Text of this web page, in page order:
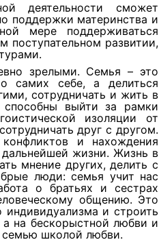
деятельности сможет
поддержки материнства и
мере поддерживаться
поступательном развитии,
зрелыми. Семья – это
самих себе, а делиться
сотрудничать и жить в
выйти за рамки
изоляции от
друг с другом.
и нахождения
жизни. Жизнь в
мнение других, делить с
люди: семья учит нас
о братьях и сестрах
общению. Это
индивидуализма и строить
на бескорыстной любви и
семью школой любви.